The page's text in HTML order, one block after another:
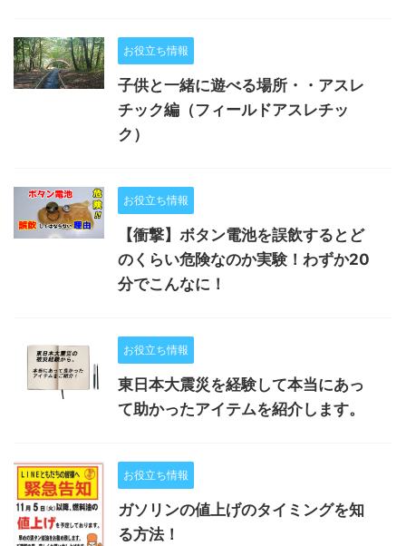
お役立ち情報
子供と一緒に遊べる場所・・アスレ
チック編（フィールドアスレチッ
ク）
お役立ち情報
【衝撃】ボタン電池を誤飲するとど
のくらい危険なのか実験！わずか20
分でこんなに！
お役立ち情報
東日本大震災を経験して本当にあっ
て助かったアイテムを紹介します。
お役立ち情報
ガソリンの値上げのタイミングを知
る方法！